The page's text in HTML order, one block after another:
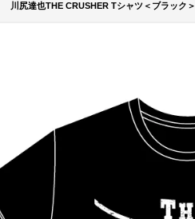
川尻達也THE CRUSHER Tシャツ＜ブラック＞